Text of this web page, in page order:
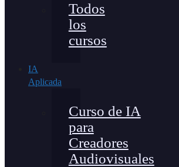
Todos
los
cursos
IA
Aplicada
Curso de IA
para
Creadores
Audiovisuales